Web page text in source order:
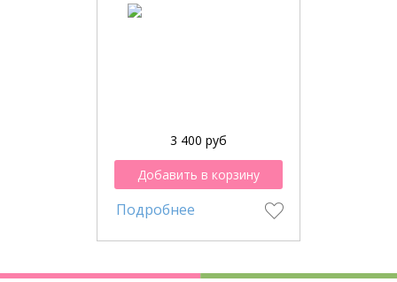
3 400 руб
Добавить в корзину
Подробнее